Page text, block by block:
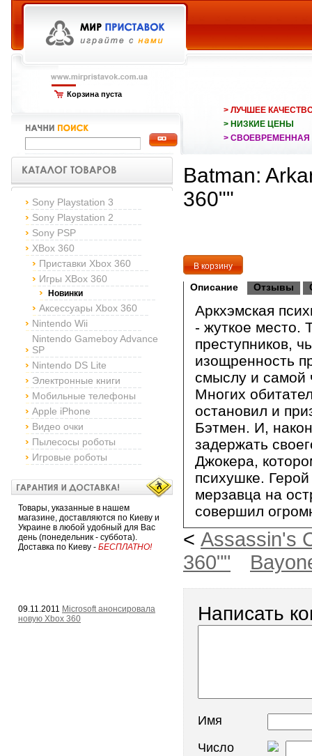
Корзина пуста
> ЛУЧШЕЕ
> НИЗКИЕ ЦЕНЫ
> СВОЕВРЕМЕННАЯ
Sony Playstation 3
Sony Playstation 2
Sony PSP
XBox 360
Приставки Xbox 360
Игры XBox 360
Новинки
Аксессуары Xbox 360
Nintendo Wii
Nintendo Gameboy Advance
SP
Nintendo DS Lite
Электронные книги
Мобильные телефоны
Apple iPhone
Видео очки
Пылесосы роботы
Игровые роботы
Товары, указанные в нашем
магазине, доставляются по Киеву и
Украине в любой удобный для Вас
день (понедельник - суббота).
Доставка по Киеву - БЕСПЛАТНО!
09.11.2011 Microsoft анонсировала
новую Xbox 360
Batman:
360""
Описание Отзывы
Аркхэмская
- жуткое место.
преступников,
изощренность
смыслу и самой
Многих
остановил и
Бэтмен. И,
задержать
Джокера,
психушке.
мерзавца на
совершил
< Assassin's
360""
Написать
Имя
Число